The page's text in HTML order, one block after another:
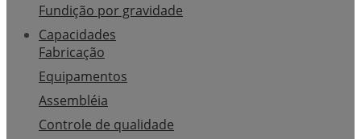
Fundição por gravidade
Capacidades
Fabricação
Equipamentos
Assembléia
Controle de qualidade